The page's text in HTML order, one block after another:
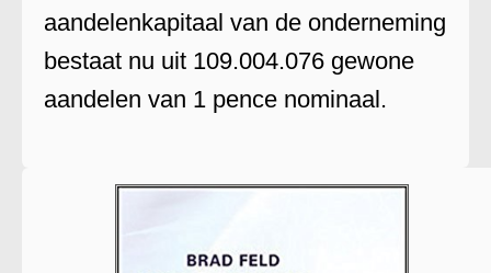
aandelenkapitaal van de onderneming
bestaat nu uit 109.004.076 gewone
aandelen van 1 pence nominaal.